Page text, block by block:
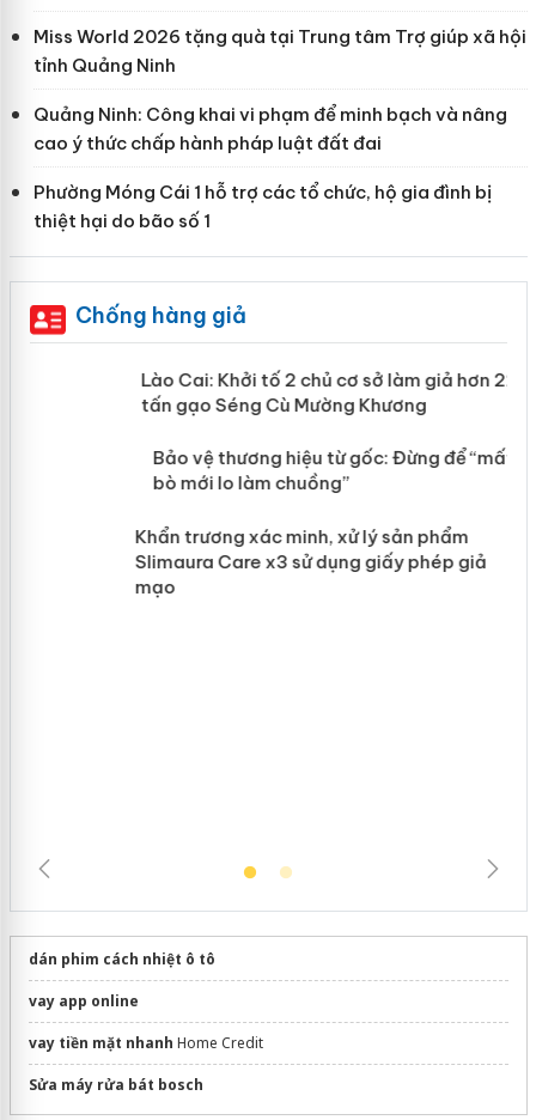
Miss World 2026 tặng quà tại Trung tâm Trợ giúp xã hội
tỉnh Quảng Ninh
Quảng Ninh: Công khai vi phạm để minh bạch và nâng
cao ý thức chấp hành pháp luật đất đai
Phường Móng Cái 1 hỗ trợ các tổ chức, hộ gia đình bị
thiệt hại do bão số 1
Chống hàng giả
Lào Cai: Khởi tố 2 chủ cơ sở làm giả
hơn 22 tấn gạo Séng Cù Mường
Bảo vệ thương hiệu từ gốc: Đừng để
“mất bò mới lo làm chuồng”
dán phim cách nhiệt ô tô
vay app online
vay tiền mặt nhanh Home Credit
Sửa máy rửa bát bosch